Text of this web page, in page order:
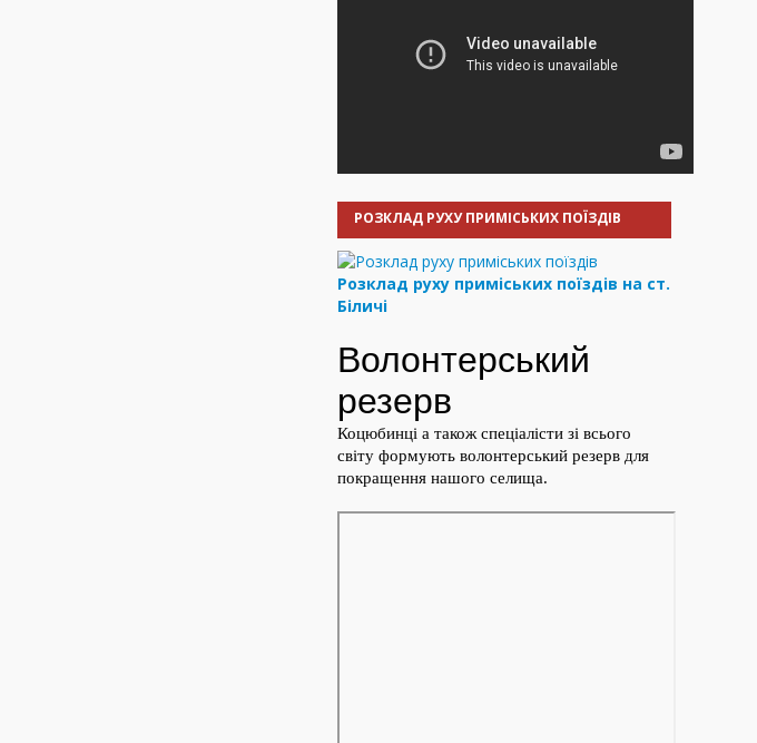
РОЗКЛАД РУХУ ПРИМІСЬКИХ ПОЇЗДІВ
Розклад руху приміських поїздів на ст.
Біличі